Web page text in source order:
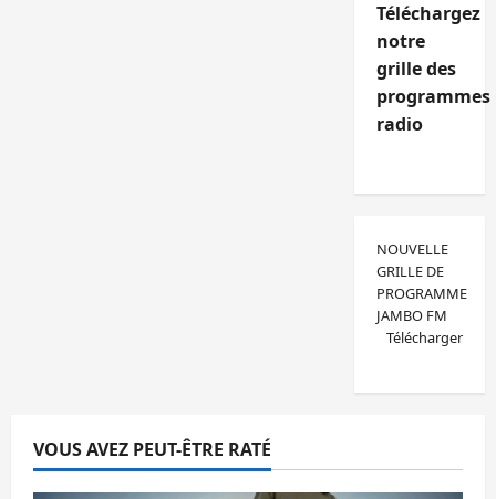
Téléchargez
notre
grille des
programmes
radio
NOUVELLE
GRILLE DE
PROGRAMME
JAMBO FM
Télécharger
VOUS AVEZ PEUT-ÊTRE RATÉ